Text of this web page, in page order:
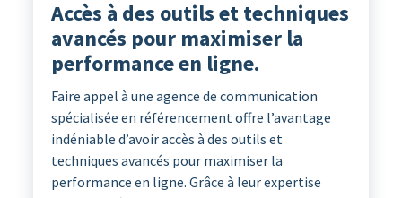
Accès à des outils et techniques
avancés pour maximiser la
performance en ligne.
Faire appel à une agence de communication
spécialisée en référencement offre l’avantage
indéniable d’avoir accès à des outils et
techniques avancés pour maximiser la
performance en ligne. Grâce à leur expertise